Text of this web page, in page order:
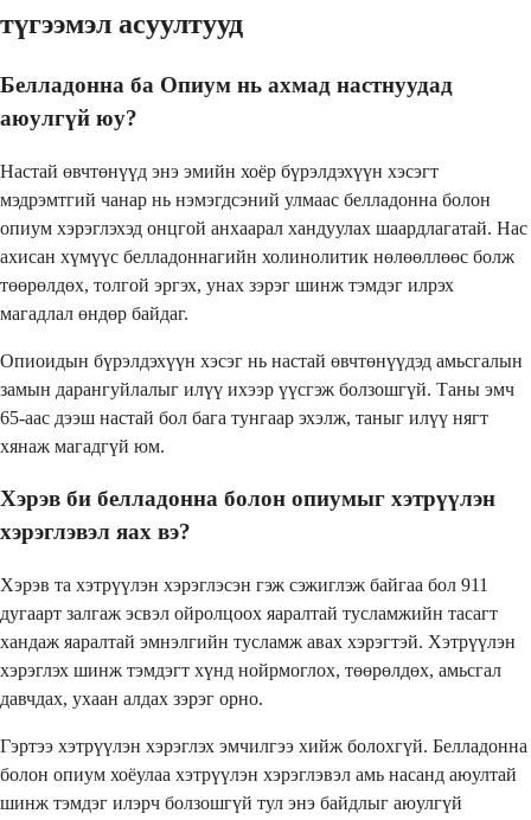
түгээмэл асуултууд
Белладонна ба Опиум нь ахмад настнуудад
аюулгүй юу?
Настай өвчтөнүүд энэ эмийн хоёр бүрэлдэхүүн хэсэгт
мэдрэмтгий чанар нь нэмэгдсэний улмаас белладонна болон
опиум хэрэглэхэд онцгой анхаарал хандуулах шаардлагатай. Нас
ахисан хүмүүс белладоннагийн холинолитик нөлөөллөөс болж
төөрөлдөх, толгой эргэх, унах зэрэг шинж тэмдэг илрэх
магадлал өндөр байдаг.
Опиоидын бүрэлдэхүүн хэсэг нь настай өвчтөнүүдэд амьсгалын
замын дарангуйлалыг илүү ихээр үүсгэж болзошгүй. Таны эмч
65-аас дээш настай бол бага тунгаар эхэлж, таныг илүү нягт
хянаж магадгүй юм.
Хэрэв би белладонна болон опиумыг хэтрүүлэн
хэрэглэвэл яах вэ?
Хэрэв та хэтрүүлэн хэрэглэсэн гэж сэжиглэж байгаа бол 911
дугаарт залгаж эсвэл ойролцоох яаралтай тусламжийн тасагт
хандаж яаралтай эмнэлгийн тусламж авах хэрэгтэй. Хэтрүүлэн
хэрэглэх шинж тэмдэгт хүнд нойрмоглох, төөрөлдөх, амьсгал
давчдах, ухаан алдах зэрэг орно.
Гэртээ хэтрүүлэн хэрэглэх эмчилгээ хийж болохгүй. Белладонна
болон опиум хоёулаа хэтрүүлэн хэрэглэвэл амь насанд аюултай
шинж тэмдэг илэрч болзошгүй тул энэ байдлыг аюулгүй